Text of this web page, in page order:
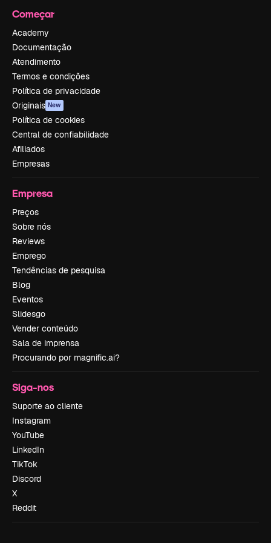
Começar
Academy
Documentação
Atendimento
Termos e condições
Política de privacidade
Originais New
Política de cookies
Central de confiabilidade
Afiliados
Empresas
Empresa
Preços
Sobre nós
Reviews
Emprego
Tendências de pesquisa
Blog
Eventos
Slidesgo
Vender conteúdo
Sala de imprensa
Procurando por magnific.ai?
Siga-nos
Suporte ao cliente
Instagram
YouTube
LinkedIn
TikTok
Discord
X
Reddit